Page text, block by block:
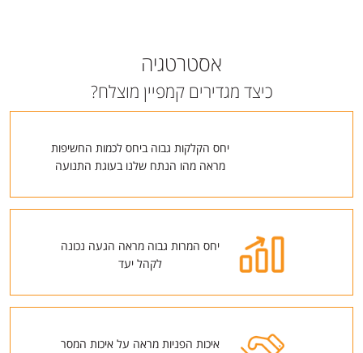
אסטרטגיה
כיצד מגדירים קמפיין מוצלח?
יחס הקלקות גבוה ביחס לכמות החשיפות
מראה מהו הנתח שלנו בעוגת התנועה
יחס המרות גבוה מראה הגעה נכונה
לקהל יעד
איכות הפניות מראה על איכות המסר